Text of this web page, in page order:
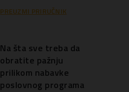
PREUZMI PRIRUČNIK
Na šta sve treba da
obratite pažnju
prilikom nabavke
poslovnog programa